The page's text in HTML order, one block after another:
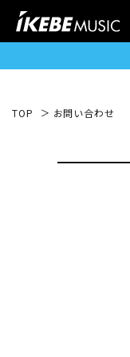
TOP お問い合わせ